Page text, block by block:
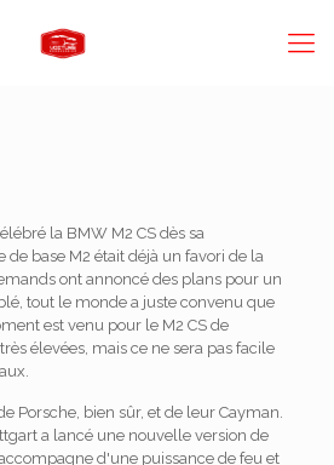
la BMW M2 CS dès sa
de base M2 était déjà un favori de la
ont annoncé des plans pour un
tout le monde a juste convenu que
est venu pour le M2 CS de
élevées, mais ce ne sera pas facile
Porsche, bien sûr, et de leur Cayman.
a lancé une nouvelle version de
d'une puissance de feu et